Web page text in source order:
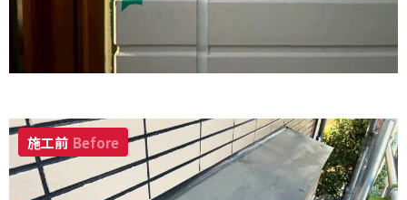
施工前 Before